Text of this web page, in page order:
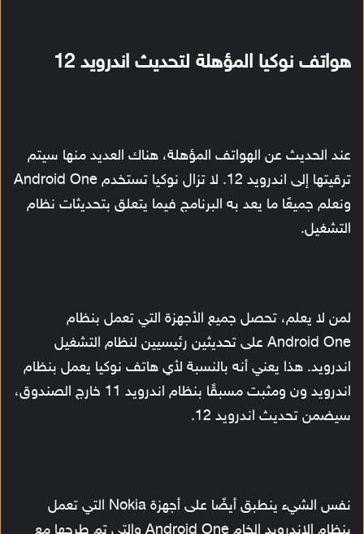
هواتف نوكيا المؤهلة لتحديث اندرويد 12
عند الحديث عن الهواتف المؤهلة، هناك العديد منها سيتم
ترقيتها إلى اندرويد 12. لا تزال نوكيا تستخدم Android One
ونعلم جميعًا ما يعد به البرنامج فيما يتعلق بتحديثات نظام
التشغيل.
لمن لا يعلم، تحصل جميع الأجهزة التي تعمل بنظام
Android One على تحديثين رئيسيين لنظام التشغيل
اندرويد. هذا يعني أنه بالنسبة لأي هاتف نوكيا يعمل بنظام
اندرويد ون ومثبت مسبقًا بنظام اندرويد 11 خارج الصندوق،
سيضمن تحديث اندرويد 12.
نفس الشيء ينطبق أيضًا على أجهزة Nokia التي تعمل